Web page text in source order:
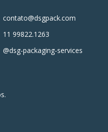
contato@dsgpack.com
11 99822.1263
@dsg-packaging-services